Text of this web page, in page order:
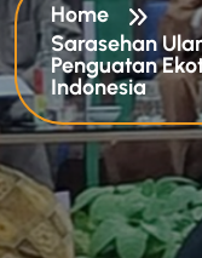
Home
Sarasehan
Penguatan
Indonesia